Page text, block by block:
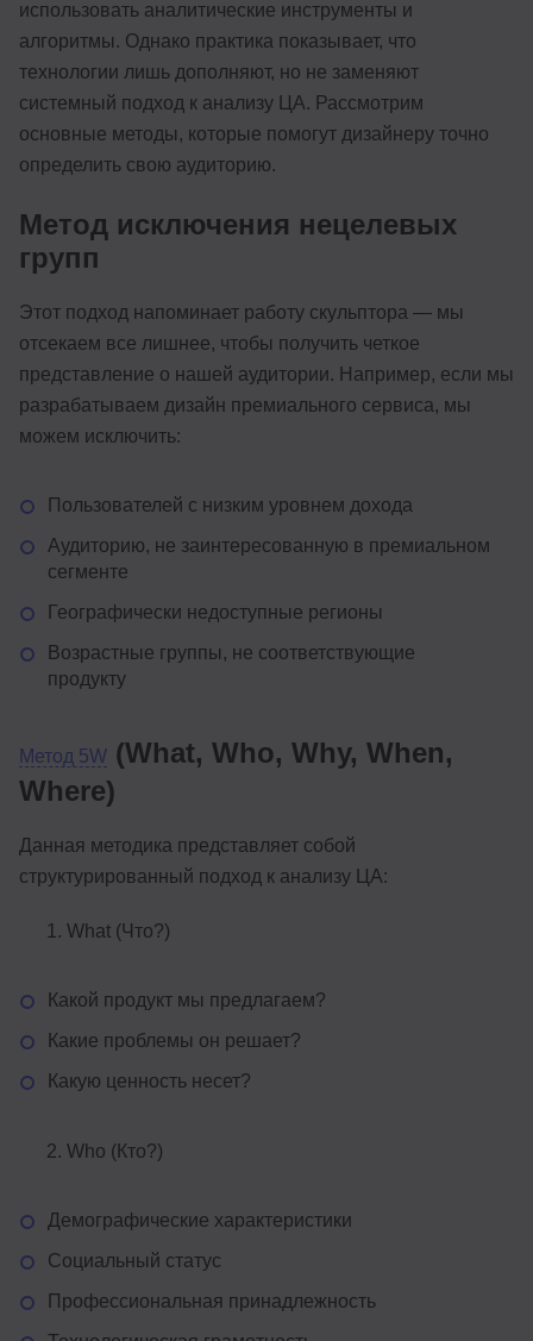
использовать аналитические инструменты и
алгоритмы. Однако практика показывает, что
технологии лишь дополняют, но не заменяют
системный подход к анализу ЦА. Рассмотрим
основные методы, которые помогут дизайнеру точно
определить свою аудиторию.
Метод исключения нецелевых
групп
Этот подход напоминает работу скульптора — мы
отсекаем все лишнее, чтобы получить четкое
представление о нашей аудитории. Например, если мы
разрабатываем дизайн премиального сервиса, мы
можем исключить:
Пользователей с низким уровнем дохода
Аудиторию, не заинтересованную в премиальном
сегменте
Географически недоступные регионы
Возрастные группы, не соответствующие
продукту
Метод 5W (What, Who, Why, When,
Where)
Данная методика представляет собой
структурированный подход к анализу ЦА:
What (Что?)
Какой продукт мы предлагаем?
Какие проблемы он решает?
Какую ценность несет?
Who (Кто?)
Демографические характеристики
Социальный статус
Профессиональная принадлежность